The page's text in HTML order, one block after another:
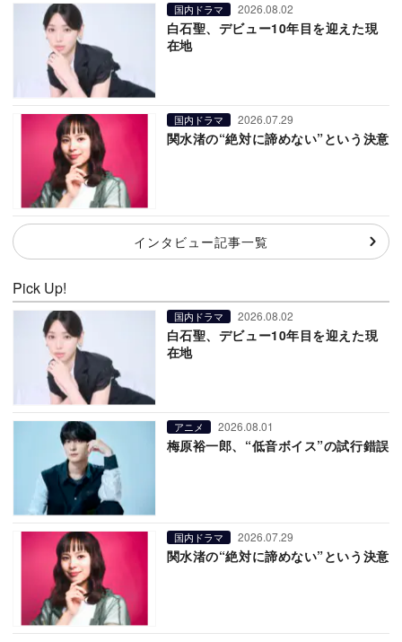
国内ドラマ 2026.08.02
白石聖、デビュー10年目を迎えた現
在地
国内ドラマ 2026.07.29
関水渚の“絶対に諦めない”という決意
インタビュー記事一覧
Pick Up!
国内ドラマ 2026.08.02
白石聖、デビュー10年目を迎えた現
在地
アニメ 2026.08.01
梅原裕一郎、“低音ボイス”の試行錯誤
国内ドラマ 2026.07.29
関水渚の“絶対に諦めない”という決意